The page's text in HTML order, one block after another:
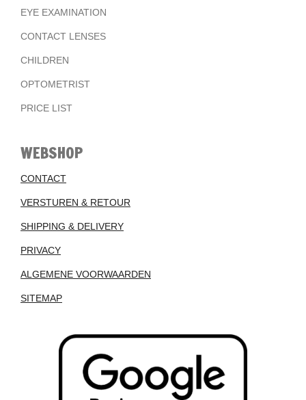
EYE EXAMINATION
CONTACT LENSES
CHILDREN
OPTOMETRIST
PRICE LIST
WEBSHOP
CONTACT
VERSTUREN & RETOUR
SHIPPING & DELIVERY
PRIVACY
ALGEMENE VOORWAARDEN
SITEMAP